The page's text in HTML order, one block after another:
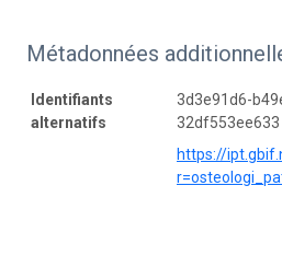
Métadonnées
Identifiants
alternatifs
3d3e91d6-
32df553ee633
https://